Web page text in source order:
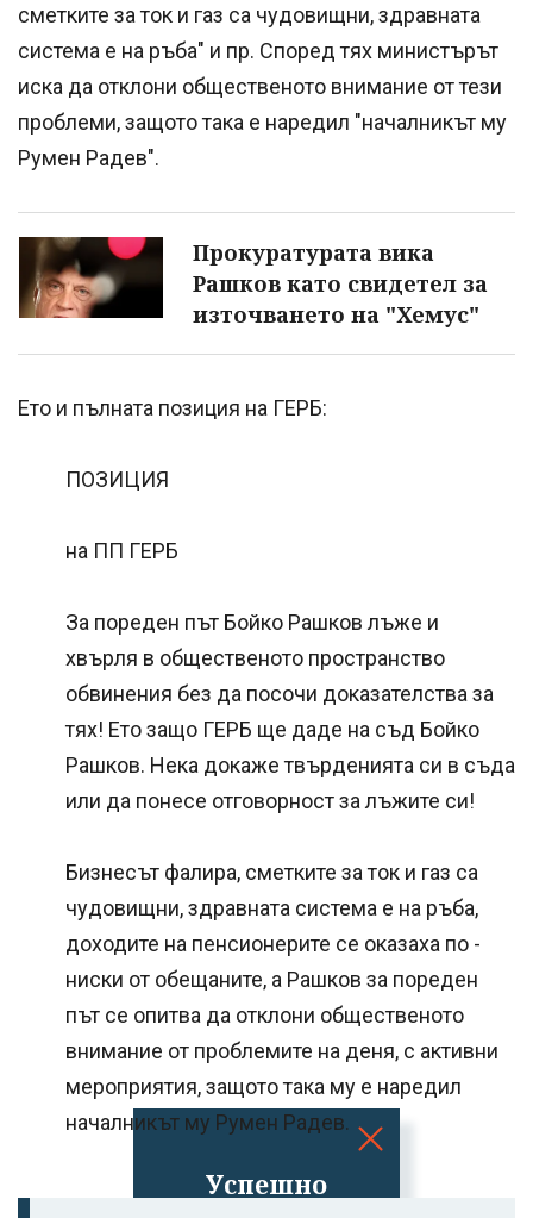
Успешно
сметките за ток и газ са чудовищни, здравната
система е на ръба" и пр. Според тях министърът
иска да отклони общественото внимание от тези
проблеми, защото така е наредил "началникът му
Румен Радев".
Прокуратурата вика
Рашков като свидетел за
източването на "Хемус"
Ето и пълната позиция на ГЕРБ:
ПОЗИЦИЯ
на ПП ГЕРБ
За пореден път Бойко Рашков лъже и
хвърля в общественото пространство
обвинения без да посочи доказателства за
тях! Ето защо ГЕРБ ще даде на съд Бойко
Рашков. Нека докаже твърденията си в съда
или да понесе отговорност за лъжите си!
Бизнесът фалира, сметките за ток и газ са
чудовищни, здравната система е на ръба,
доходите на пенсионерите се оказаха по -
ниски от обещаните, а Рашков за пореден
път се опитва да отклони общественото
внимание от проблемите на деня, с активни
мероприятия, защото така му е наредил
началникът му Румен Радев.